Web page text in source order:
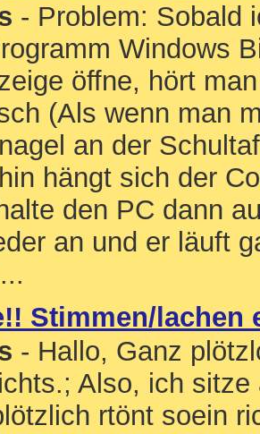
- Problem: Sobald
Windows
öffne, hört
(Als wenn man
an der
hängt sich der
den PC dann
an und er läuft
Stimmen/lachen
- Hallo, Ganz
Also, ich sitze
rtönt soein